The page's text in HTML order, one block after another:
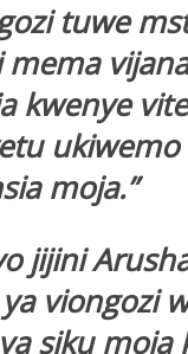
tuwe
kwenye
ukiwemo
moja.”
jijini
viongozi
siku moja